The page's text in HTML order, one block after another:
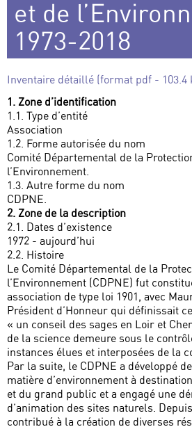
et de
1973-2018
Inventaire détaillé (format pdf - 103.4
1. Zone d’identification
1.1. Type d’entité
Association
1.2. Forme autorisée du nom
Comité Départemental de la
l’Environnement.
1.3. Autre forme du nom
CDPNE.
2. Zone de la description
2.1. Dates d’existence
1972 - aujourd’hui
2.2. Histoire
Le Comité Départemental de la
l’Environnement (CDPNE) fut
association de type loi 1901, avec
Président d’Honneur qui définissait
« un conseil des sages en Loir et
de la science demeure sous le
instances élues et interposées de la
Par la suite, le CDPNE a développé
matière d’environnement à
et du grand public et a engagé une
d’animation des sites naturels.
contribué à la création de diverses